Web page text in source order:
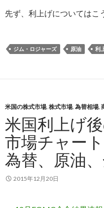
先ず、利上げについてはこ
ジム・ロジャーズ 原油 利
米国の株式市場, 株式市場, 為替相場,
米国利上げ
市場チャート
為替、原油
2015年12月20日